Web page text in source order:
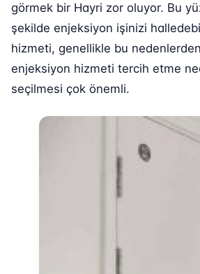
görmek bir Hayri zor oluyor. Bu
şekilde enjeksiyon işinizi
hizmeti, genellikle bu
enjeksiyon hizmeti tercih etme
seçilmesi çok önemli.